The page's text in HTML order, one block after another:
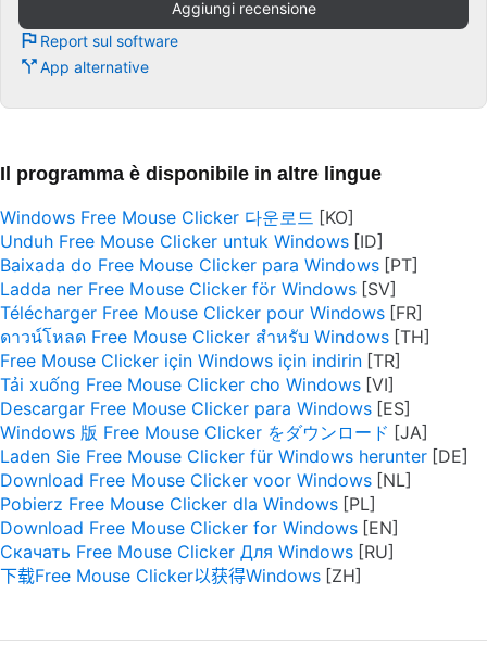
Aggiungi recensione
Report sul software
App alternative
Il programma è disponibile in altre lingue
Windows Free Mouse Clicker 다운로드
Unduh Free Mouse Clicker untuk Windows
Baixada do Free Mouse Clicker para Windows
Ladda ner Free Mouse Clicker för Windows
Télécharger Free Mouse Clicker pour Windows
ดาวน์โหลด Free Mouse Clicker สำหรับ Windows
Free Mouse Clicker için Windows için indirin
Tải xuống Free Mouse Clicker cho Windows
Descargar Free Mouse Clicker para Windows
Windows 版 Free Mouse Clicker をダウンロード
Laden Sie Free Mouse Clicker für Windows herunter
Download Free Mouse Clicker voor Windows
Pobierz Free Mouse Clicker dla Windows
Download Free Mouse Clicker for Windows
Скачать Free Mouse Clicker Для Windows
下载Free Mouse Clicker以获得Windows